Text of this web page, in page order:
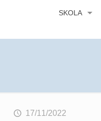
SKOLA
17/11/2022